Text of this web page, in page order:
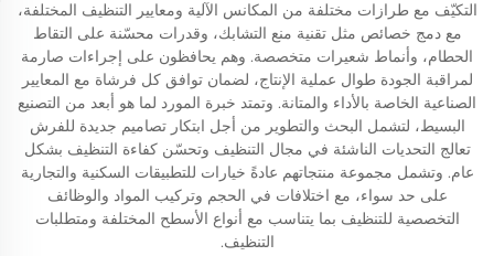
التكيّف مع طرازات مختلفة من المكانس الآلية ومعايير التنظيف المختلفة،
مع دمج خصائص مثل تقنية منع التشابك، وقدرات محسّنة على التقاط
الحطام، وأنماط شعيرات متخصصة. وهم يحافظون على إجراءات صارمة
لمراقبة الجودة طوال عملية الإنتاج، لضمان توافق كل فرشاة مع المعايير
الصناعية الخاصة بالأداء والمتانة. وتمتد خبرة المورد لما هو أبعد من التصنيع
البسيط، لتشمل البحث والتطوير من أجل ابتكار تصاميم جديدة للفرش
تعالج التحديات الناشئة في مجال التنظيف وتحسّن كفاءة التنظيف بشكل
عام. وتشمل مجموعة منتجاتهم عادةً خيارات للتطبيقات السكنية والتجارية
على حد سواء، مع اختلافات في الحجم وتركيب المواد والوظائف
التخصصية للتنظيف بما يتناسب مع أنواع الأسطح المختلفة ومتطلبات
التنظيف.